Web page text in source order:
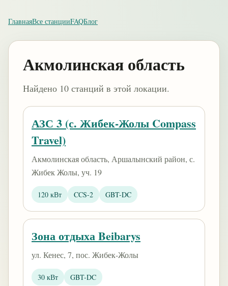
ГлавнаяВсе станцииFAQБлог
Акмолинская область
Найдено 10 станций в этой локации.
АЗС 3 (с. Жибек-Жолы Compass
Travel)
Акмолинская область, Аршалынский район, с.
Жибек Жолы, уч. 19
120 кВт CCS-2 GBT-DC
Зона отдыха Beibarys
​ул. Кенес, 7​, пос. Жибек-Жолы
30 кВт GBT-DC